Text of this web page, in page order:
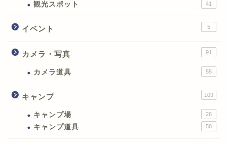
観光スポット 41
イベント 5
カメラ・写真 91
カメラ道具 55
キャンプ 109
キャンプ場 26
キャンプ道具 58